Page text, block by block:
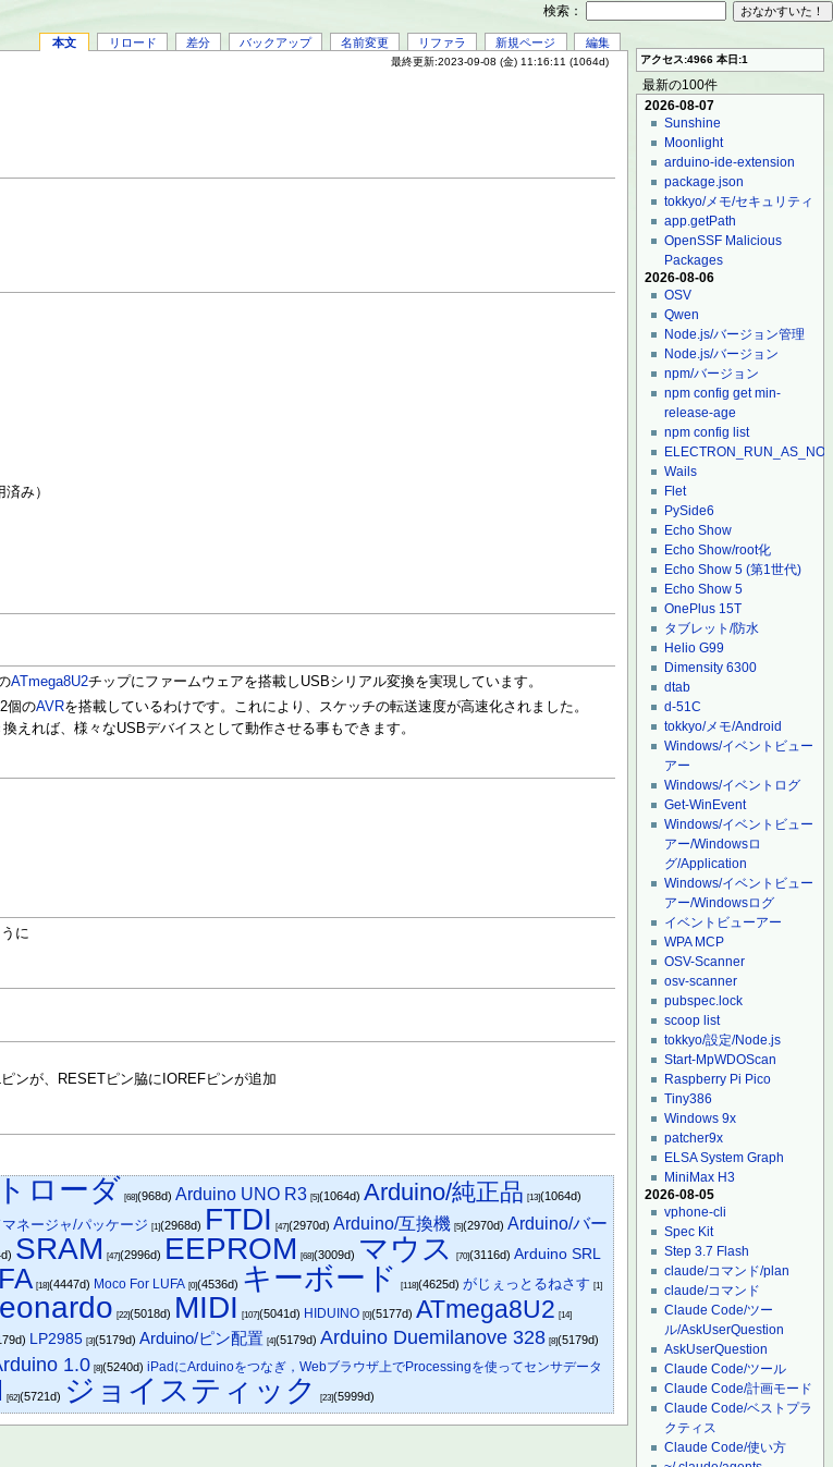
本文 リロード 差分 バックアップ 名前変更 リファラ 新規ページ 編集
最終更新:2023-09-08 (金) 11:16:11 (1064d)
済み）
ATmega8U2チップにファームウェアを搭載しUSBシリアル変換を実現しています。
個のAVRを搭載しているわけです。これにより、スケッチの転送速度が高速化されました。
えれば、様々なUSBデバイスとして動作させる事もできます。
に
ンが、RESETピン脇にIOREFピンが追加
ローダ [68](968d)Arduino UNO R3 [5](1064d)Arduino/純正品 [13](1064d)
ネージャ/パッケージ [1](2968d) FTDI [47](2970d)Arduino/互換機 [5](2970d)Arduino/バー
SRAM [47](2996d) EEPROM [68](3009d) マウス [70](3116d)Arduino SRL
[18](4447d) Moco For LUFA [0](4536d) キーボード [118](4625d)がじぇっとるねさす [1]
[22](5018d) MIDI [107](5041d) HIDUINO [0](5177d)ATmega8U2 [14]
LP2985 [3](5179d)Arduino/ピン配置 [4](5179d)Arduino Duemilanove 328 [8](5179d)
1.0 [8](5240d)iPadにArduinoをつなぎ，Webブラウザ上でProcessingを使ってセンサデータ
[62](5721d) ジョイスティック [23](5999d)
アクセス:4966 本日:1
最新の100件
2026-08-07
Sunshine
Moonlight
arduino-ide-extension
package.json
tokkyo/メモ/セキュリティ
app.getPath
OpenSSF Malicious
Packages
2026-08-06
OSV
Qwen
Node.js/バージョン管理
Node.js/バージョン
npm/バージョン
npm config get min-
release-age
npm config list
Wails
Flet
PySide6
Echo Show
Echo Show/root化
Echo Show 5 (第1世代)
Echo Show 5
OnePlus 15T
タブレット/防水
Helio G99
Dimensity 6300
dtab
d-51C
tokkyo/メモ/Android
Windows/イベントビュー
アー
Windows/イベントログ
Get-WinEvent
Windows/イベントビュー
アー/Windowsロ
グ/Application
Windows/イベントビュー
アー/Windowsログ
イベントビューアー
WPA MCP
OSV-Scanner
osv-scanner
pubspec.lock
scoop list
tokkyo/設定/Node.js
Start-MpWDOScan
Raspberry Pi Pico
Tiny386
Windows 9x
patcher9x
ELSA System Graph
MiniMax H3
2026-08-05
vphone-cli
Spec Kit
Step 3.7 Flash
claude/コマンド/plan
claude/コマンド
Claude Code/ツー
ル/AskUserQuestion
AskUserQuestion
Claude Code/ツール
Claude Code/計画モード
Claude Code/ベストプラ
クティス
Claude Code/使い方
検索：